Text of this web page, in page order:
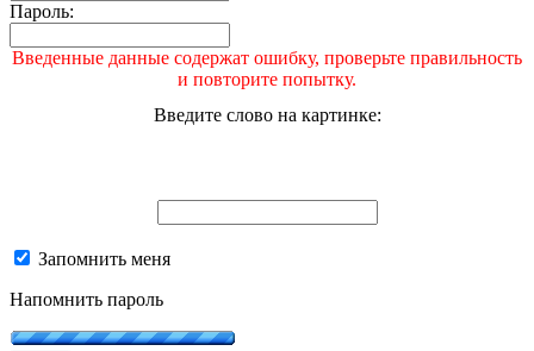
Пароль:
Введенные данные содержат ошибку, проверьте правильность
и повторите попытку.
Введите слово на картинке:
Запомнить меня
Напомнить пароль